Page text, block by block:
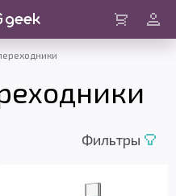
Войти
Фильтры